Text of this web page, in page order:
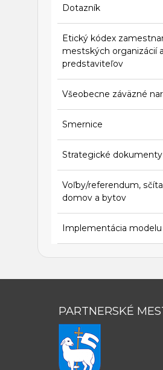
Dotazník
Etický kódex
mestských organizácií
predstaviteľov
Všeobecne záväzné
Smernice
Strategické dokumenty
Voľby/referendum,
domov a bytov
Implementácia modelu
PARTNERSKÉ